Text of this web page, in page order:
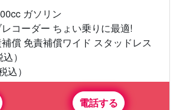
ガソリン
コーダー ちょい乗りに最適!
償 免責補償ワイド スタッドレス
）
込）
電話する